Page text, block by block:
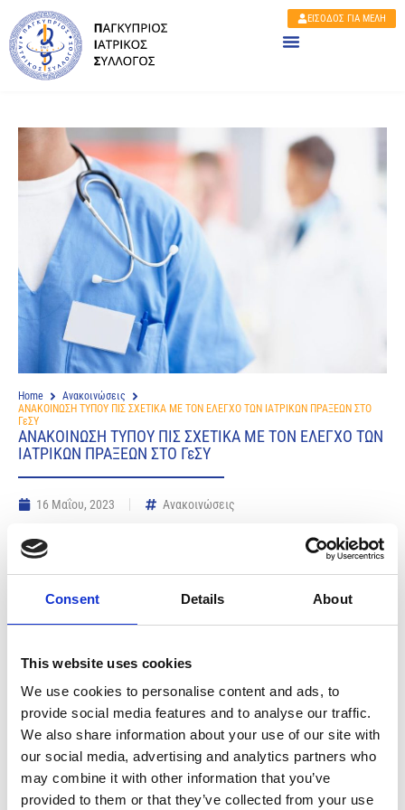
Consent Details About
This website uses cookies
We use cookies to personalise content and ads, to
provide social media features and to analyse our traffic.
We also share information about your use of our site with
our social media, advertising and analytics partners who
may combine it with other information that you’ve
provided to them or that they’ve collected from your use
ΕΙΣΟΔΟΣ ΓΙΑ ΜΕΛΗ
Home
Ανακοινώσεις
ΑΝΑΚΟΙΝΩΣΗ ΤΥΠΟΥ ΠΙΣ ΣΧΕΤΙΚΑ ΜΕ ΤΟΝ ΕΛΕΓΧΟ ΤΩΝ ΙΑΤΡΙΚΩΝ ΠΡΑΞΕΩΝ ΣΤΟ
ΓεΣΥ
ΑΝΑΚΟΙΝΩΣΗ ΤΥΠΟΥ ΠΙΣ ΣΧΕΤΙΚΑ ΜΕ ΤΟΝ ΕΛΕΓΧΟ ΤΩΝ
ΙΑΤΡΙΚΩΝ ΠΡΑΞΕΩΝ ΣΤΟ ΓεΣΥ
16 Μαΐου, 2023 Ανακοινώσεις
Ιατρικός Σύλλογος (ΠΙΣ) στοχοποιείται στη βάση ψευδών
παραπληροφορώντας την κοινή γνώμη σε σχέση με τον έλεγχο των
ιατρικών πράξεων στο πλαίσιο του Γενικού Σχεδίου Υγείας (ΓεΣΥ).
Αναφορές που είδαν το φως της δημοσιότητας ότι δήθεν ο ΠΙΣ
αποτέλεσε και αποτελεί «εμπόδιο» στον έλεγχο της ιατρικής
πράξης στο πλαίσιο του ΓεΣΥ, συνιστούν ασύστολα ψεύδη τα οποία
προφανώς καλλιεργούνται είτε για να πλήξουν το θεσμό, είτε για
να συγκαλύψουν βαρύτατες ευθύνες των πραγματικών υπαίτιων
για την απουσία αποτελεσματικού εποπτικού ελέγχου του
συστήματος.